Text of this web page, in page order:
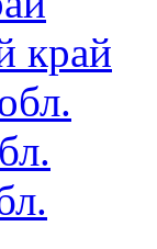
край